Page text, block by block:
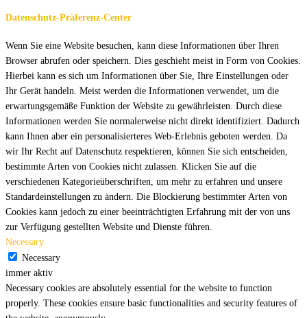
Datenschutz-Präferenz-Center
Wenn Sie eine Website besuchen, kann diese Informationen über Ihren
Browser abrufen oder speichern. Dies geschieht meist in Form von Cookies.
Hierbei kann es sich um Informationen über Sie, Ihre Einstellungen oder
Ihr Gerät handeln. Meist werden die Informationen verwendet, um die
erwartungsgemäße Funktion der Website zu gewährleisten. Durch diese
Informationen werden Sie normalerweise nicht direkt identifiziert. Dadurch
kann Ihnen aber ein personalisierteres Web-Erlebnis geboten werden. Da
wir Ihr Recht auf Datenschutz respektieren, können Sie sich entscheiden,
bestimmte Arten von Cookies nicht zulassen. Klicken Sie auf die
verschiedenen Kategorieüberschriften, um mehr zu erfahren und unsere
Standardeinstellungen zu ändern. Die Blockierung bestimmter Arten von
Cookies kann jedoch zu einer beeinträchtigten Erfahrung mit der von uns
zur Verfügung gestellten Website und Dienste führen.
Necessary
Necessary
immer aktiv
Necessary cookies are absolutely essential for the website to function
properly. These cookies ensure basic functionalities and security features of